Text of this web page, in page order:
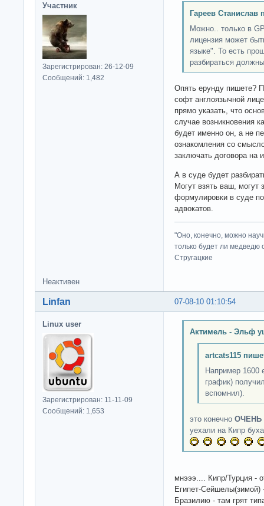
Участник
Зарегистрирован: 26-12-09
Сообщений: 1,482
Гареев Станислав
Можно.. только в
лицензия может
языке". То есть
разбираться
Опять ерунду пишете?
софт англоязычной
прямо указать, что
случае возникновения
будет именно он, а не
ознакомления со
заключать договора на
А в суде будет
Могут взять ваш, могут
формулировки в суде
адвокатов.
"Оно, конечно, можно
только будет ли медведю
Стругацкие
Неактивен
07-08-10 01:10:54
Linfan
Linux user
Зарегистрирован: 11-11-09
Сообщений: 1,653
Актимель - Эльф
artcats115
Например 1600
график)
вспомнил).
это конечно ОЧЕНЬ
уехали на Кипр
мнэээ.... Кипр/Турция -
Египет-
Бразилию - там грят